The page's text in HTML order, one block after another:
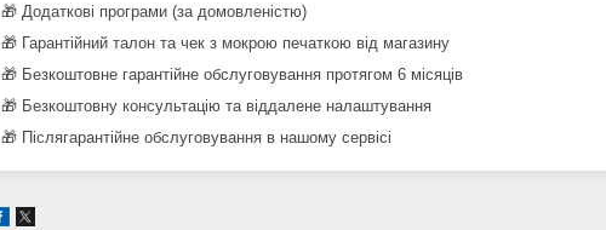
🎁 Додаткові програми (за домовленістю)
🎁 Гарантійний талон та чек з мокрою печаткою від магазину
🎁 Безкоштовне гарантійне обслуговування протягом 6 місяців
🎁 Безкоштовну консультацію та віддалене налаштування
🎁 Післягарантійне обслуговування в нашому сервісі